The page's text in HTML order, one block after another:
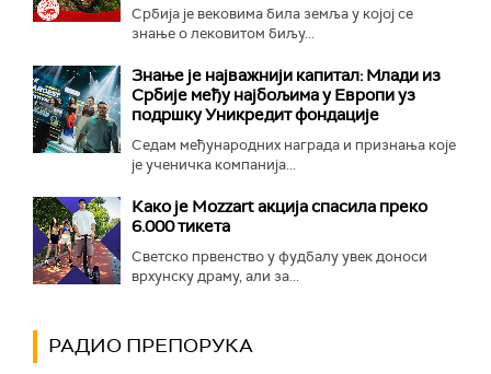
Србија је вековима била земља у којој се
знање о лековитом биљу...
Знање је најважнији капитал: Млади из
Србије међу најбољима у Европи уз
подршку Уникредит фондације
Седам међународних награда и признања које
је ученичка компанија...
Како је Mozzart акција спасила преко
6.000 тикета
Светско првенство у фудбалу увек доноси
врхунску драму, али за...
РАДИО ПРЕПОРУКА